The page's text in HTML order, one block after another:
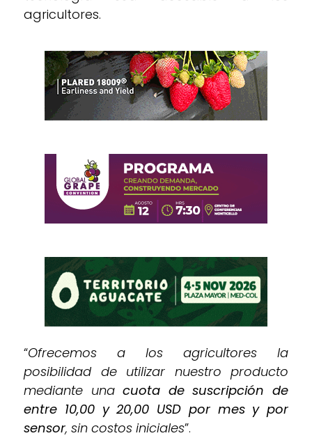
agricultores.
“Ofrecemos a los agricultores la
posibilidad de utilizar nuestro producto
mediante unacuota de suscripción de
entre 10,00 y 20,00 USD por mes y por
sensor, sin costos iniciales”.